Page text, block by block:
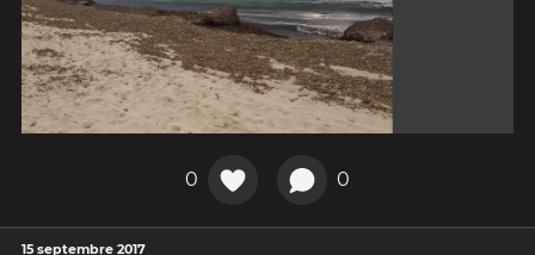
0 0
15 septembre 2017